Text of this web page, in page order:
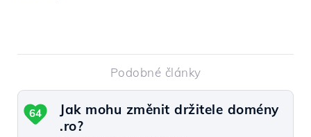
Podobné články
Jak mohu změnit držitele domény
.ro?
64